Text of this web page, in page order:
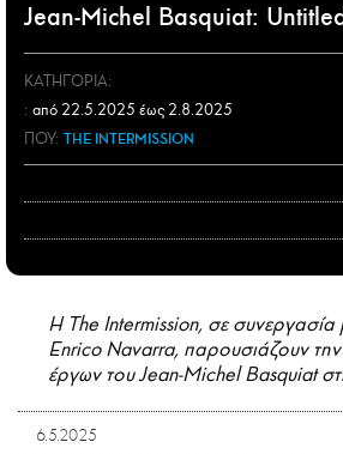
Jean-Michel Basquiat:
ΚΑΤΗΓΟΡΙΑ:
: από 22.5.2025 έως 2.8.2025
ΠΟΥ: THE INTERMISSION
Η The Intermission, σε συνεργασία
Enrico Navarra, παρουσιάζουν
έργων του Jean-Michel Basquiat
6.5.2025